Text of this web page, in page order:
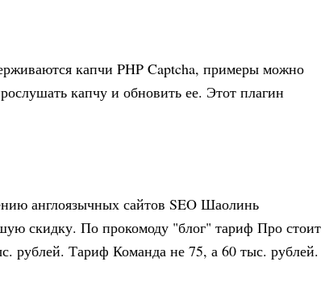
капчи PHP Captcha, примеры можно
капчу и обновить ее. Этот плагин
англоязычных сайтов SEO Шаолинь
скидку. По прокомоду "блог" тариф Про стоит
рублей. Тариф Команда не 75, а 60 тыс. рублей.